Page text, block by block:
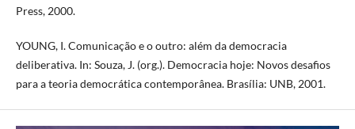
Press, 2000.
YOUNG, I. Comunicação e o outro: além da democracia
deliberativa. In: Souza, J. (org.). Democracia hoje: Novos desafios
para a teoria democrática contemporânea. Brasília: UNB, 2001.